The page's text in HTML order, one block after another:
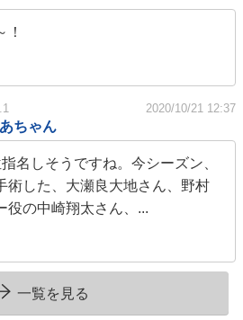
2020/10/21 12:37
ちゃん
名しそうですね。今シーズン、
術した、大瀬良大地さん、野村
役の中崎翔太さん、...
一覧を見る